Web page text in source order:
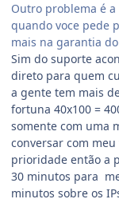
Outro problema é a
quando voce pede
mais na garantia
Sim do suporte
direto para quem
a gente tem mais
fortuna 40x100 =
somente com uma
conversar com
prioridade então a
30 minutos para
minutos sobre os